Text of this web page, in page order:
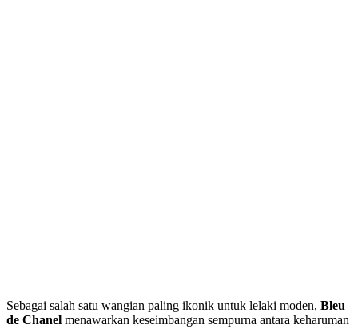
Sebagai salah satu wangian paling ikonik untuk lelaki moden, Bleu
de Chanel menawarkan keseimbangan sempurna antara keharuman